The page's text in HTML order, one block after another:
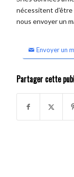
nécessitent d'être
nous envoyer un
Envoyer un
Partager cette